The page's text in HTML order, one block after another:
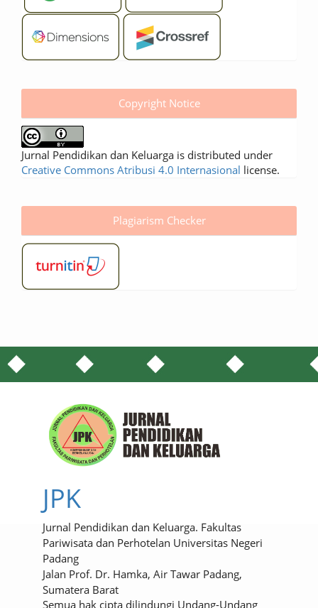
Copyright Notice
Jurnal Pendidikan dan Keluarga is distributed under
Creative Commons Atribusi 4.0 Internasional license.
Plagiarism Checker
JPK
Jurnal Pendidikan dan Keluarga. Fakultas
Pariwisata dan Perhotelan Universitas Negeri
Padang
Jalan Prof. Dr. Hamka, Air Tawar Padang,
Sumatera Barat
Semua hak cipta dilindungi Undang-Undang